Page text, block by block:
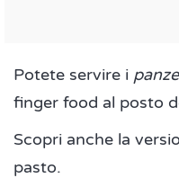
Potete servire i
finger food al posto
Scopri anche la
pasto.